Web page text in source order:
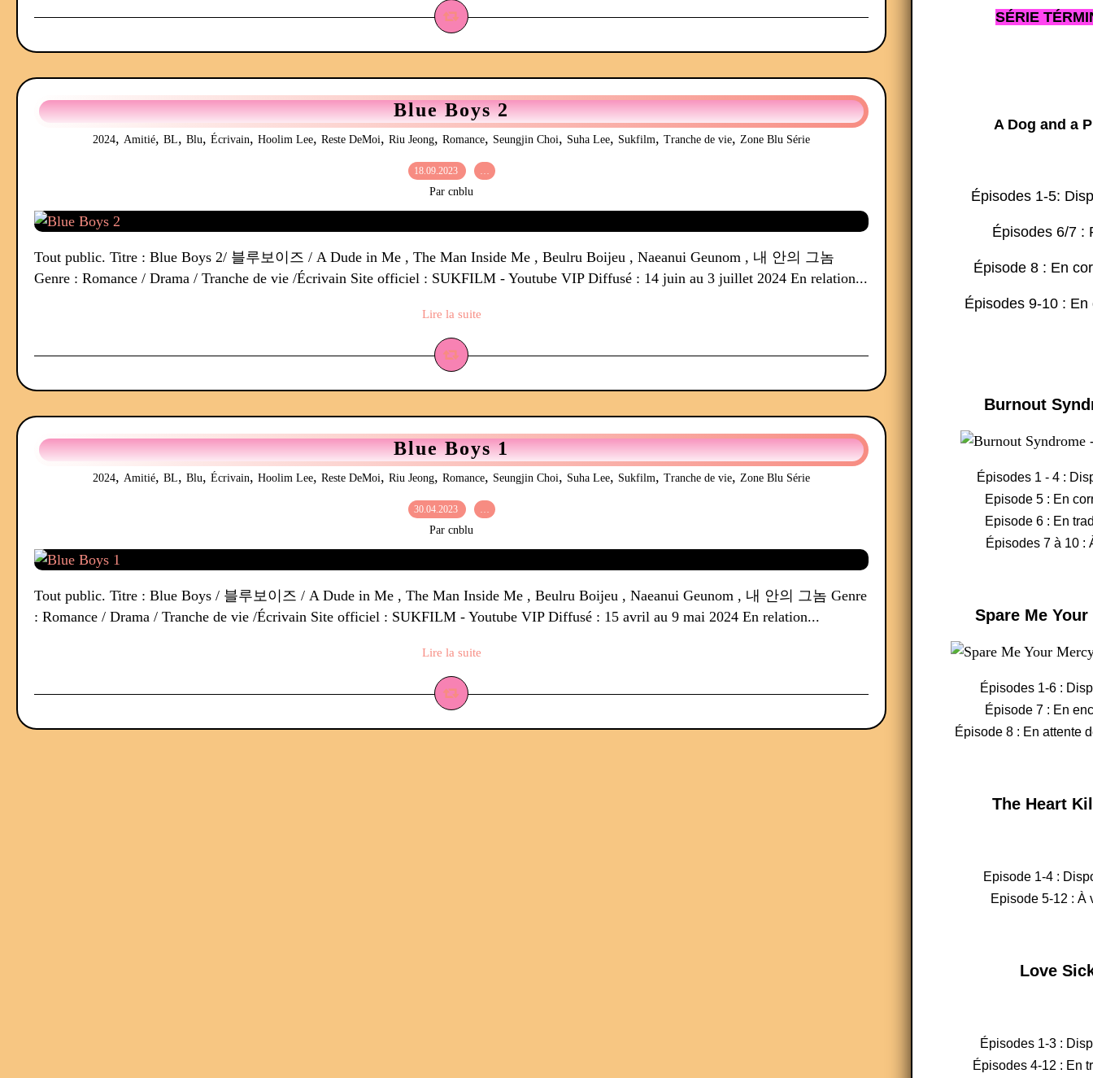
Blue Boys 2
2024, Amitié, BL, Blu, Écrivain, Hoolim Lee, Reste DeMoi, Riu Jeong, Romance, Seungjin Choi, Suha Lee, Sukfilm, Tranche de vie, Zone Blu Série
18.09.2023 …
Par cnblu
Tout public. Titre : Blue Boys 2/ 블루보이즈 / A Dude in Me , The Man Inside Me , Beulru Boijeu , Naeanui Geunom , 내 안의 그놈
Genre : Romance / Drama / Tranche de vie /Écrivain Site officiel : SUKFILM - Youtube VIP Diffusé : 14 juin au 3 juillet 2024 En relation...
Lire la suite
Blue Boys 1
2024, Amitié, BL, Blu, Écrivain, Hoolim Lee, Reste DeMoi, Riu Jeong, Romance, Seungjin Choi, Suha Lee, Sukfilm, Tranche de vie, Zone Blu Série
30.04.2023 …
Par cnblu
Tout public. Titre : Blue Boys / 블루보이즈 / A Dude in Me , The Man Inside Me , Beulru Boijeu , Naeanui Geunom , 내 안의 그놈 Genre
: Romance / Drama / Tranche de vie /Écrivain Site officiel : SUKFILM - Youtube VIP Diffusé : 15 avril au 9 mai 2024 En relation...
Lire la suite
SÉRIE
A Dog and a
Épisodes 1-5:
Épisodes 6/7 :
Épisode 8 : En
Épisodes 9-10 :
Burnout
Épisodes 1 - 4 :
Episode 5 : En
Episode 6 : En
Épisodes 7 à 10 :
Spare Me Your
Épisodes 1-6 :
Épisode 7 : En
Épisode 8 : En attente
The Heart
Episode 1-4 :
Episode 5-12 : À
Love
Épisodes 1-3 :
Épisodes 4-12 : En